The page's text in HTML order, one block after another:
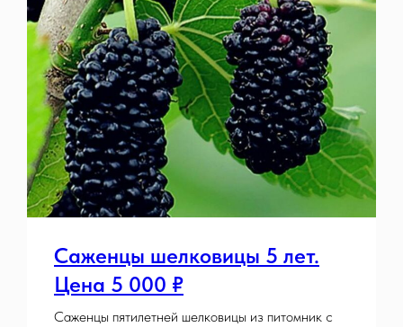
Саженцы шелковицы 5 лет.
Цена 5 000 ₽
Саженцы пятилетней шелковицы из питомник с